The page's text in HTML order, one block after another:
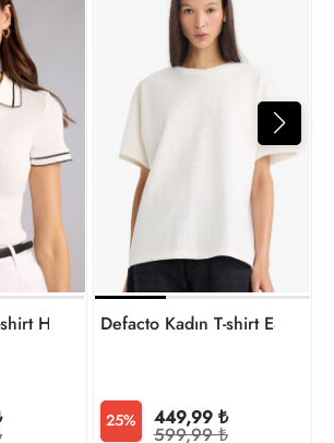
shirt H1590AX/ER105Defacto Kadın T-shirt
25% 449,99 ₺
599,99 ₺